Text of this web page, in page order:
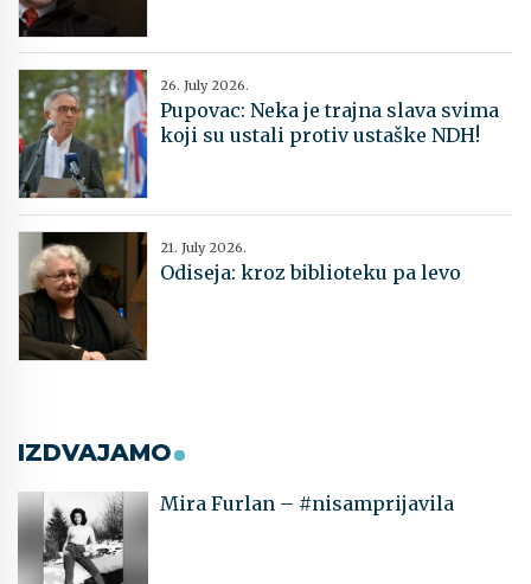
26. July 2026.
Pupovac: Neka je trajna slava svima
koji su ustali protiv ustaške NDH!
21. July 2026.
Odiseja: kroz biblioteku pa levo
IZDVAJAMO
Mira Furlan – #nisamprijavila